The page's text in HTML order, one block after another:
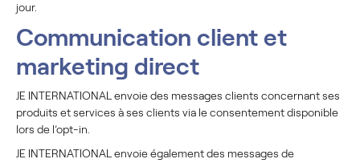
jour.
Communication client et
marketing direct
JE INTERNATIONAL envoie des messages clients concernant ses
produits et services à ses clients via le consentement disponible
lors de l’opt-in.
JE INTERNATIONAL envoie également des messages de